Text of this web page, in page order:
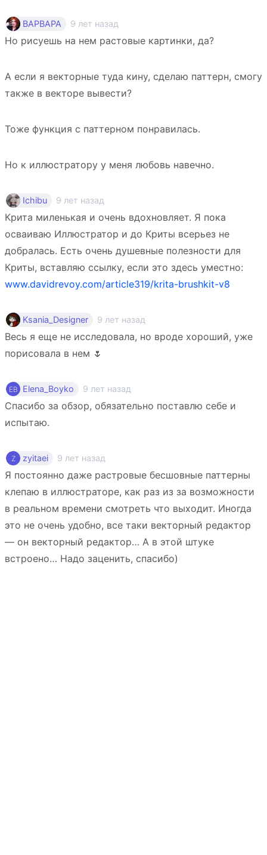
BAPBAPA 9 лет назад
Но рисуешь на нем растовые картинки, да?
А если я векторные туда кину, сделаю паттерн, смогу
также в векторе вывести?
Тоже функция с паттерном понравилась.
Но к иллюстратору у меня любовь навечно.
Ichibu 9 лет назад
Крита миленькая и очень вдохновляет. Я пока
осваиваю Иллюстратор и до Криты всерьез не
добралась. Есть очень душевные полезности для
Криты, вставляю ссылку, если это здесь уместно:
www.davidrevoy.com/article319/krita-brushkit-v8
Ksania_Designer 9 лет назад
Весь я еще не исследовала, но вроде хороший, уже
порисовала в нем 🌷
Elena_Boyko 9 лет назад
Спасибо за обзор, обязательно поставлю себе и
испытаю.
zyitaei 9 лет назад
Я постоянно даже растровые бесшовные паттерны
клепаю в иллюстраторе, как раз из за возможности
в реальном времени смотреть что выходит. Иногда
это не очень удобно, все таки векторный редактор
— он векторный редактор… А в этой штуке
встроено… Надо заценить, спасибо)